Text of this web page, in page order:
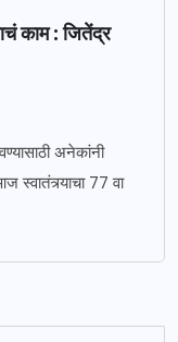
काम : जितेंद्र
अनेकांनी
स्वातंत्र्याचा 77 वा